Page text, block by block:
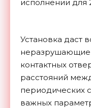
исполнении для
Установка даст
неразрушающие
контактных
расстояний
периодических
важных